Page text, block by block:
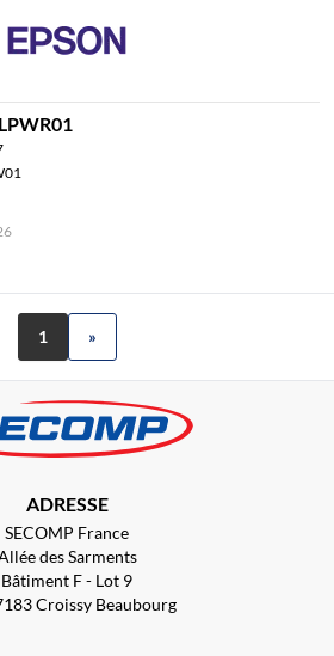
1 »
ADRESSE
SECOMP France
des Sarments
Bâtiment F - Lot 9
Croissy Beaubourg